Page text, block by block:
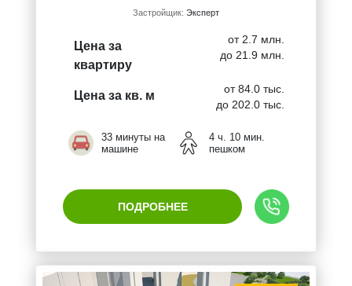
Застройщик: Эксперт
Цена за
квартиру
от 2.7 млн.
до 21.9 млн.
Цена за кв. м
от 84.0 тыс.
до 202.0 тыс.
33 минуты на
машине
4 ч. 10 мин.
пешком
ПОДРОБНЕЕ